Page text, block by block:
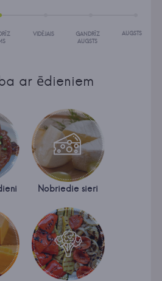
VIDĒJAIS
GANDRĪZ
AUGSTS
AUGSTS
ar ēdieniem
Nobriedie sieri